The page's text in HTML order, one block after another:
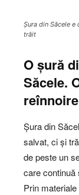
Șura din Săcele
trăit
O șură
Săcele.
reînnoire
Șura din
salvat, ci și
de peste un
care continuă
Prin